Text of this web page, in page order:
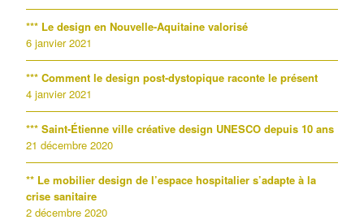
*** Le design en Nouvelle-Aquitaine valorisé
6 janvier 2021
*** Comment le design post-dystopique raconte le présent
4 janvier 2021
*** Saint-Étienne ville créative design UNESCO depuis 10 ans
21 décembre 2020
** Le mobilier design de l’espace hospitalier s’adapte à la
crise sanitaire
2 décembre 2020